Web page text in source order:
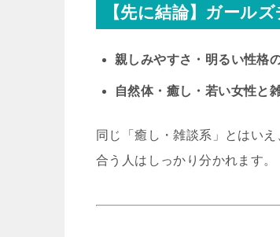
【先に結論】ガール
親しみやすさ・明るい性格
自然体・癒し・若い女性と
同じ「癒し・雑談系」とはい
合う人はしっかり分かれます。